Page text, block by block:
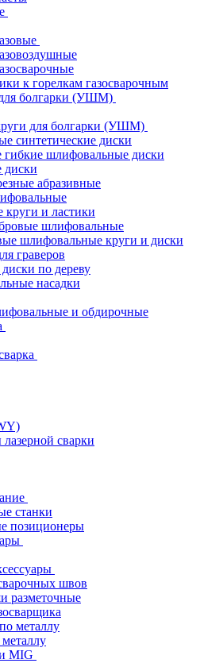
к горелкам газосварочным
болгарки (УШМ)
для болгарки (УШМ)
синтетические диски
гибкие шлифовальные диски
диски
абразивные
круги и ластики
шлифовальные
шлифовальные круги и диски
граверов
по дереву
насадки
и обдирочные
сварки
станки
позиционеры
швов
разметочные
металлу
MIG